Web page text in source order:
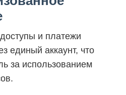
и платежи
единый аккаунт, что
за использованием